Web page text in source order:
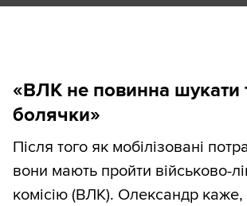
«ВЛК не повинна шукати
болячки»
Після того як мобілізовані
вони мають пройти військово-
комісію (ВЛК). Олександр